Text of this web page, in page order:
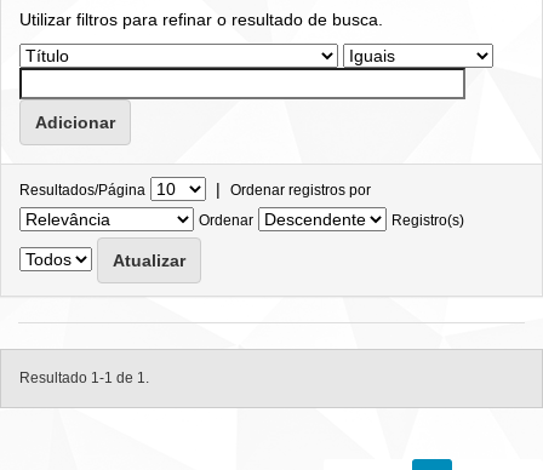
Utilizar filtros para refinar o resultado de busca.
Resultados/Página | Ordenar registros por
Ordenar
Registro(s)
Resultado 1-1 de 1.